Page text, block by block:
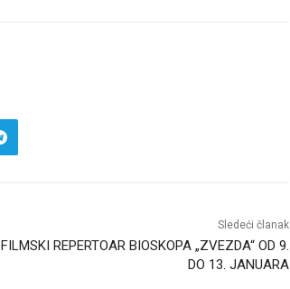
Sledeći članak
FILMSKI REPERTOAR BIOSKOPA „ZVEZDA“ OD 9.
DO 13. JANUARA